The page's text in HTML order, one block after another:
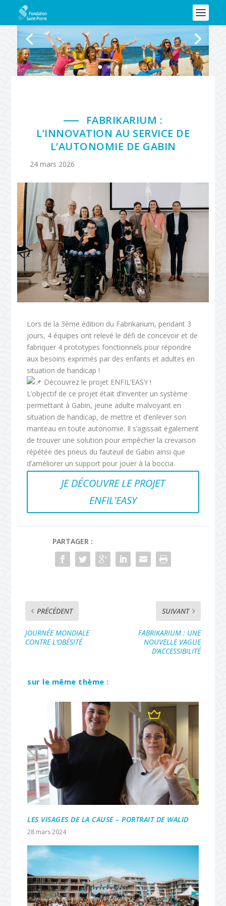
FABRIKARIUM :
L’INNOVATION AU SERVICE DE
L’AUTONOMIE DE GABIN
24 mars 2026
Lors de la 3ème édition du Fabrikarium, pendant 3
jours, 4 équipes ont relevé le défi de concevoir et de
fabriquer 4 prototypes fonctionnels pour répondre
aux besoins exprimés par des enfants et adultes en
situation de handicap !
Découvrez le projet ENFIL’EASY !
L’objectif de ce projet était d’inventer un système
permettant à Gabin, jeune adulte malvoyant en
situation de handicap, de mettre et d’enlever son
manteau en toute autonomie. Il s’agissait également
de trouver une solution pour empêcher la crevaison
répétée des pneus du fauteuil de Gabin ainsi que
d’améliorer un support pour jouer à la boccia.
JE DÉCOUVRE LE PROJET
ENFIL'EASY
PARTAGER :
PRÉCÉDENT
JOURNÉE MONDIALE
CONTRE L’OBÉSITÉ
SUIVANT
FABRIKARIUM : UNE
NOUVELLE VAGUE
D’ACCESSIBILITÉ
sur le même thème :
LES VISAGES DE LA CAUSE – PORTRAIT DE WALID
28 mars 2024